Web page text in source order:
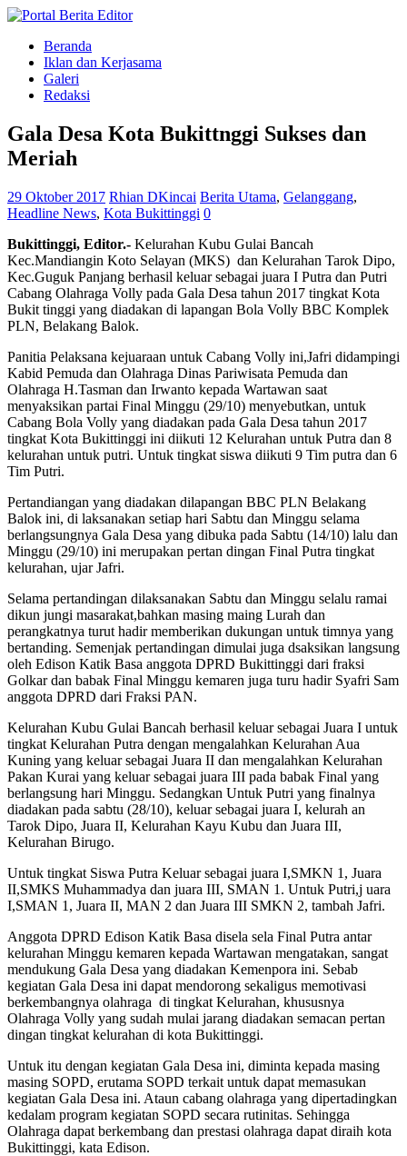
Beranda
Iklan dan Kerjasama
Galeri
Redaksi
Gala Desa Kota Bukittnggi Sukses dan
Meriah
29 Oktober 2017 Rhian DKincai Berita Utama, Gelanggang,
Headline News, Kota Bukittinggi 0
Bukittinggi, Editor.- Kelurahan Kubu Gulai Bancah
Kec.Mandiangin Koto Selayan (MKS) dan Kelurahan Tarok Dipo,
Kec.Guguk Panjang berhasil keluar sebagai juara I Putra dan Putri
Cabang Olahraga Volly pada Gala Desa tahun 2017 tingkat Kota
Bukit tinggi yang diadakan di lapangan Bola Volly BBC Komplek
PLN, Belakang Balok.
Panitia Pelaksana kejuaraan untuk Cabang Volly ini,Jafri didampingi
Kabid Pemuda dan Olahraga Dinas Pariwisata Pemuda dan
Olahraga H.Tasman dan Irwanto kepada Wartawan saat
menyaksikan partai Final Minggu (29/10) menyebutkan, untuk
Cabang Bola Volly yang diadakan pada Gala Desa tahun 2017
tingkat Kota Bukittinggi ini diikuti 12 Kelurahan untuk Putra dan 8
kelurahan untuk putri. Untuk tingkat siswa diikuti 9 Tim putra dan 6
Tim Putri.
Pertandiangan yang diadakan dilapangan BBC PLN Belakang
Balok ini, di laksanakan setiap hari Sabtu dan Minggu selama
berlangsungnya Gala Desa yang dibuka pada Sabtu (14/10) lalu dan
Minggu (29/10) ini merupakan pertan dingan Final Putra tingkat
kelurahan, ujar Jafri.
Selama pertandingan dilaksanakan Sabtu dan Minggu selalu ramai
dikun jungi masarakat,bahkan masing maing Lurah dan
perangkatnya turut hadir memberikan dukungan untuk timnya yang
bertanding. Semenjak pertandingan dimulai juga dsaksikan langsung
oleh Edison Katik Basa anggota DPRD Bukittinggi dari fraksi
Golkar dan babak Final Minggu kemaren juga turu hadir Syafri Sam
anggota DPRD dari Fraksi PAN.
Kelurahan Kubu Gulai Bancah berhasil keluar sebagai Juara I untuk
tingkat Kelurahan Putra dengan mengalahkan Kelurahan Aua
Kuning yang keluar sebagai Juara II dan mengalahkan Kelurahan
Pakan Kurai yang keluar sebagai juara III pada babak Final yang
berlangsung hari Minggu. Sedangkan Untuk Putri yang finalnya
diadakan pada sabtu (28/10), keluar sebagai juara I, kelurah an
Tarok Dipo, Juara II, Kelurahan Kayu Kubu dan Juara III,
Kelurahan Birugo.
Untuk tingkat Siswa Putra Keluar sebagai juara I,SMKN 1, Juara
II,SMKS Muhammadya dan juara III, SMAN 1. Untuk Putri,j uara
I,SMAN 1, Juara II, MAN 2 dan Juara III SMKN 2, tambah Jafri.
Anggota DPRD Edison Katik Basa disela sela Final Putra antar
kelurahan Minggu kemaren kepada Wartawan mengatakan, sangat
mendukung Gala Desa yang diadakan Kemenpora ini. Sebab
kegiatan Gala Desa ini dapat mendorong sekaligus memotivasi
berkembangnya olahraga di tingkat Kelurahan, khususnya
Olahraga Volly yang sudah mulai jarang diadakan semacan pertan
dingan tingkat kelurahan di kota Bukittinggi.
Untuk itu dengan kegiatan Gala Desa ini, diminta kepada masing
masing SOPD, erutama SOPD terkait untuk dapat memasukan
kegiatan Gala Desa ini. Ataun cabang olahraga yang dipertadingkan
kedalam program kegiatan SOPD secara rutinitas. Sehingga
Olahraga dapat berkembang dan prestasi olahraga dapat diraih kota
Bukittinggi, kata Edison.